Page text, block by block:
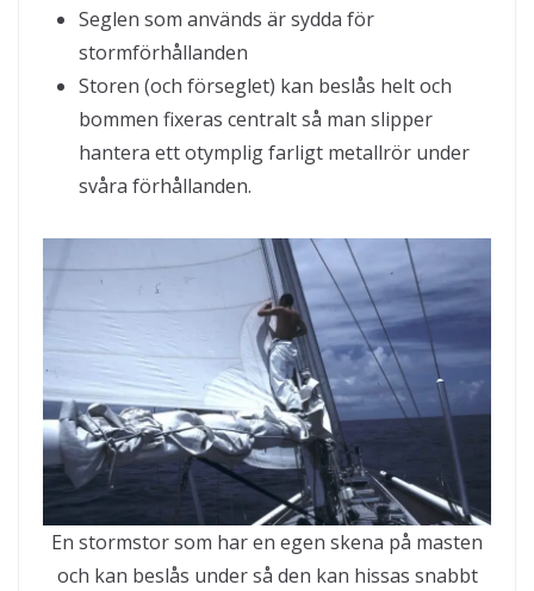
Seglen som används är sydda för
stormförhållanden
Storen (och förseglet) kan beslås helt och
bommen fixeras centralt så man slipper
hantera ett otymplig farligt metallrör under
svåra förhållanden.
En stormstor som har en egen skena på masten
och kan beslås under så den kan hissas snabbt